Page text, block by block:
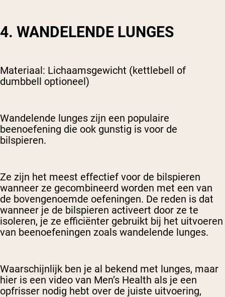
4. WANDELENDE LUNGES
Materiaal: Lichaamsgewicht (kettlebell of
dumbbell optioneel)
Wandelende lunges zijn een populaire
beenoefening die ook gunstig is voor de
bilspieren.
Ze zijn het meest effectief voor de bilspieren
wanneer ze gecombineerd worden met een van
de bovengenoemde oefeningen. De reden is dat
wanneer je de bilspieren activeert door ze te
isoleren, je ze efficiënter gebruikt bij het uitvoeren
van beenoefeningen zoals wandelende lunges.
Waarschijnlijk ben je al bekend met lunges, maar
hier is een video van Men’s Health als je een
opfrisser nodig hebt over de juiste uitvoering,